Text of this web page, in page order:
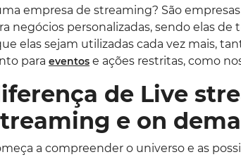
empresa de streaming? São
negócios personalizadas, sendo elas de
elas sejam utilizadas cada vez mais,
para eventos e ações restritas, como
de Live
e on
a compreender o universo e as